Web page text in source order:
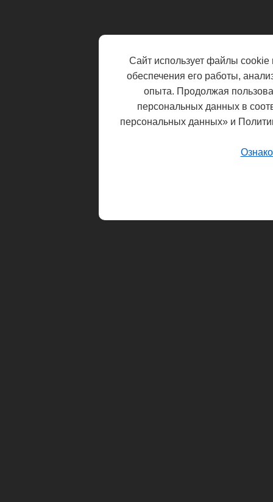
Сайт использует файлы cookie
обеспечения его работы,
опыта. Продолжая
персональных данных в
персональных данных» и